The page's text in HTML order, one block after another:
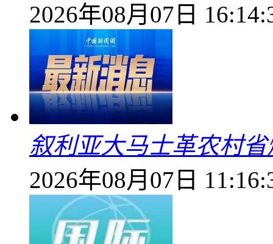
2026年08月07日
叙利亚大马士革农村
2026年08月07日